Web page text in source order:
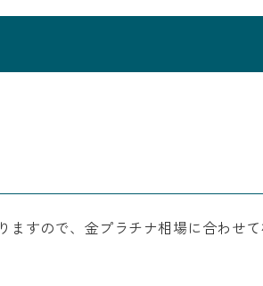
すので、金プラチナ相場に合わせ